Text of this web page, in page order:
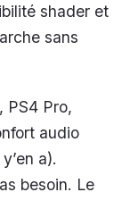
shader et
sans
PS4 Pro,
audio
a).
besoin. Le